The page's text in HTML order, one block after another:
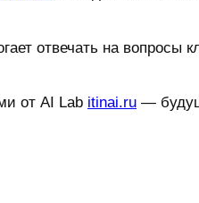
отвечать на вопросы
от AI Lab itinai.ru —